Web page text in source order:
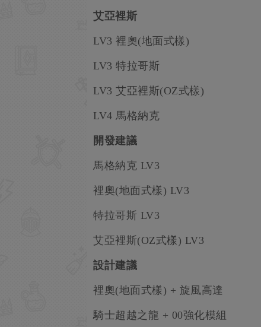
艾亞裡斯
LV3 裡奧(地面式樣)
LV3 特拉哥斯
LV3 艾亞裡斯(OZ式樣)
LV4 馬格納克
開發建議
馬格納克 LV3
裡奧(地面式樣) LV3
特拉哥斯 LV3
艾亞裡斯(OZ式樣) LV3
設計建議
裡奧(地面式樣) + 旋風高達
騎士超越之龍 + 00強化模組